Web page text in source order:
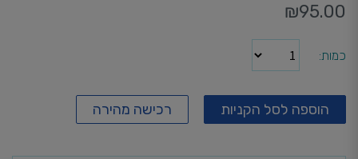
₪95.00
הוספה לסל הקניות רכישה מהירה